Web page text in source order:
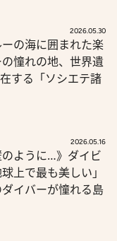
2026.05.30
ーの海に囲まれた楽
憧れの地、世界遺
する「ソシエテ諸
2026.05.16
のように…》ダイビ
上で最も美しい」
イバーが憧れる島